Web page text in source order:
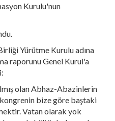
Kurulu'nun
Yürütme Kurulu adına
raporunu Genel Kurul'a
olan Abhaz-Abazinlerin
bize göre baştaki
Vatan olarak yok